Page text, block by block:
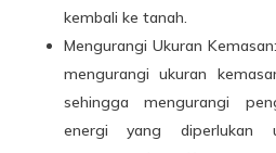
kembali ke tanah.
Mengurangi Ukuran
mengurangi ukuran
sehingga mengurangi
energi yang diperlukan